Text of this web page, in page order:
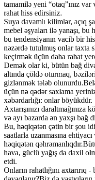
tamamilə yeni “otaq”ınız
rahat hiss edirsiniz.
Suya davamlı kilimlər, açıq
mebel əşyaları ilə yanaşı,
bu tendensiyanın vacib bir
nəzərdə tutulmuş onlar taxta
keçirmək üçün daha rahat
Demək olar ki, bütün bağ
altında çöldə oturmaq,
gizlənmək tələb
üçün nə qədər saxlama
xəbərdarlığı: onlar böyükdür.
Axtarışınızı
və ayı bazarda ən yaxşı bağ
Bu, həqiqətən çətin bir şou
saatlarla uzanmasına
həqiqətən
hava, güclü yağış da daxil
etdi.
Onların rahatlığını axtarırıq